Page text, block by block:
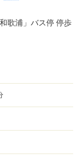
歌浦」バス停 停歩